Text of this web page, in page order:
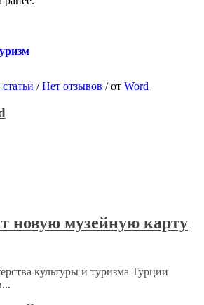
/ Нет отзывов /от Word
новую музейную карту
культуры и туризма Турции